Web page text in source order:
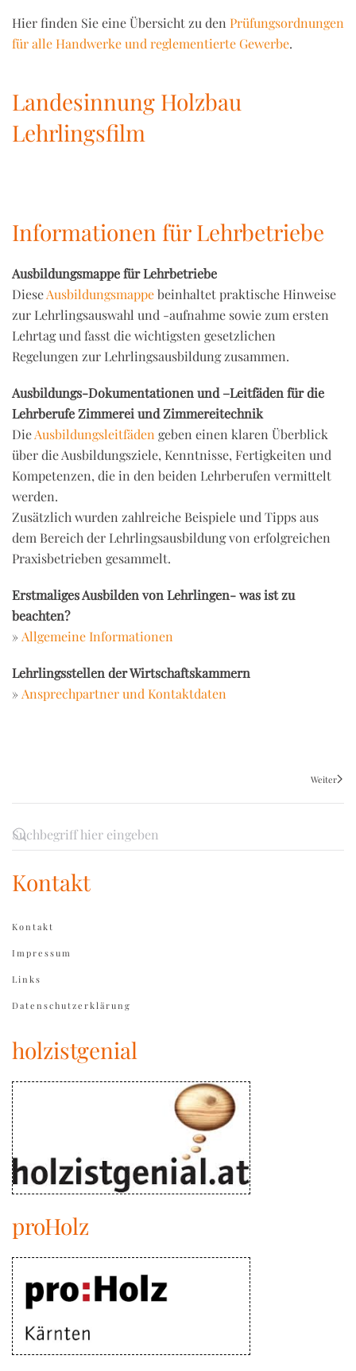
Hier finden Sie eine Übersicht zu den Prüfungsordnungen
für alle Handwerke und reglementierte Gewerbe.
Landesinnung Holzbau
Lehrlingsfilm
Informationen für Lehrbetriebe
Ausbildungsmappe für Lehrbetriebe
DieseAusbildungsmappebeinhaltet praktische Hinweise
zur Lehrlingsauswahl und -aufnahme sowie zum ersten
Lehrtag und fasst die wichtigsten gesetzlichen
Regelungen zur Lehrlingsausbildung zusammen.
Ausbildungs-Dokumentationen und –Leitfäden für die
Lehrberufe Zimmerei und Zimmereitechnik
DieAusbildungsleitfäden geben einen klaren Überblick
über die Ausbildungsziele, Kenntnisse, Fertigkeiten und
Kompetenzen, die in den beiden Lehrberufen vermittelt
werden.
Zusätzlich wurden zahlreiche Beispiele und Tipps aus
dem Bereich der Lehrlingsausbildung von erfolgreichen
Praxisbetrieben gesammelt.
Erstmaliges Ausbilden von Lehrlingen- was ist zu
beachten?
» Allgemeine Informationen
Lehrlingsstellen der Wirtschaftskammern
» Ansprechpartner und Kontaktdaten
Weiter
Kontakt
Kontakt
Impressum
Links
Datenschutzerklärung
holzistgenial
proHolz